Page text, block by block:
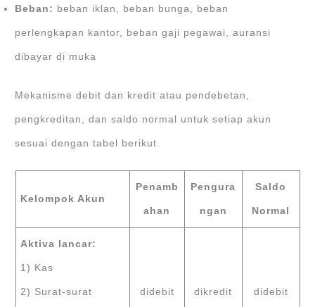
Beban: beban iklan, beban bunga, beban
perlengkapan kantor, beban gaji pegawai, auransi
dibayar di muka
Mekanisme debit dan kredit atau pendebetan,
pengkreditan, dan saldo normal untuk setiap akun
sesuai dengan tabel berikut.
Kelompok Akun
Penamb
ahan
Pengura
ngan
Saldo
Normal
Aktiva lancar:
1) Kas
2) Surat-surat didebit dikredit didebit